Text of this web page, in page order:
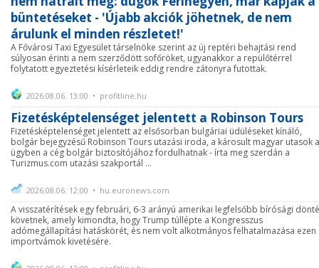
büntetéseket - 'Újabb akciók jöhetnek, de nem
árulunk el minden részletet!'
A Fővárosi Taxi Egyesület társelnöke szerint az új reptéri behajtási rend
súlyosan érinti a nem szerződött sofőröket, ugyanakkor a repülőtérrel
folytatott egyeztetési kísérleteik eddig rendre zátonyra futottak.
2026.08.06. 13:00 • profitline.hu
Fizetésképtelenséget jelentett a Robinson Tours
Fizetésképtelenséget jelentett az elsősorban bulgáriai üdüléseket kínáló,
bolgár bejegyzésű Robinson Tours utazási iroda, a károsult magyar utasok
ügyben a cég bolgár biztosítójához fordulhatnak - írta meg szerdán a
Turizmus.com utazási szakportál ...
2026.08.06. 12:00 • hu.euronews.com
A visszatérítések egy februári, 6-3 arányú amerikai legfelsőbb bírósági
követnek, amely kimondta, hogy Trump túllépte a Kongresszus
adómegállapítási hatáskörét, és nem volt alkotmányos felhatalmazása ezen
importvámok kivetésére.